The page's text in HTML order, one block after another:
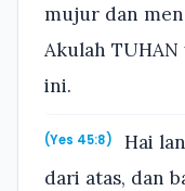
mujur dan
Akulah
ini.
(Yes 45:8)
Hai
dari atas, dan